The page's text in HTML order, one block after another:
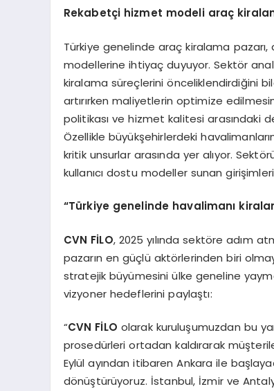
Rekabetçi hizmet modeli araç
Türkiye genelinde araç kiralama
modellerine ihtiyaç duyuyor. Sektör
kiralama süreçlerini önceliklendirdiğini
artırırken maliyetlerin optimize
politikası ve hizmet kalitesi arasındaki
Özellikle büyükşehirlerdeki
kritik unsurlar arasında yer alıyor.
kullanıcı dostu modeller sunan
“Türkiye genelinde havalimanı
CVN FİLO, 2025 yılında sektöre adım
pazarın en güçlü aktörlerinden biri
stratejik büyümesini ülke geneline
vizyoner hedeflerini paylaştı:
“CVN FİLO olarak kuruluşumuzdan bu
prosedürleri ortadan kaldırarak
Eylül ayından itibaren Ankara ile
dönüştürüyoruz. İstanbul, İzmir ve